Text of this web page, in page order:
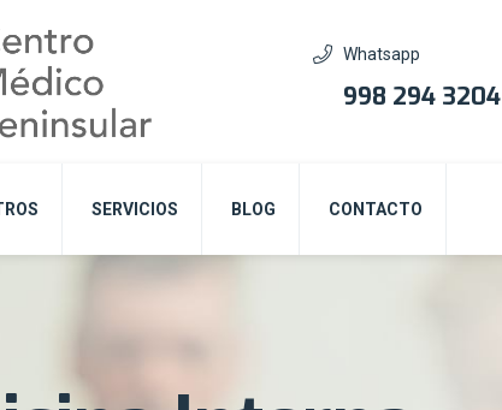
Whatsapp
998 294 3204
SERVICIOS BLOG CONTACTO